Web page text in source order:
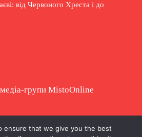
від Червоного Хреста і до
групи MistoOnline
матеріалу
ensure that we give you the best